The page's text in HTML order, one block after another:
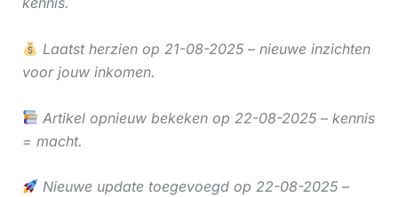
Laatst herzien op 21-08-2025 – nieuwe inzichten
voor jouw inkomen.
Artikel opnieuw bekeken op 22-08-2025 – kennis
= macht.
Nieuwe update toegevoegd op 22-08-2025 –